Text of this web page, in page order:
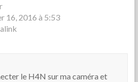
16, 2016 à 5:53
le H4N sur ma caméra et